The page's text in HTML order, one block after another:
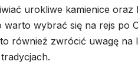
urokliwe kamienice
warto wybrać się na rejs po
również zwrócić uwagę